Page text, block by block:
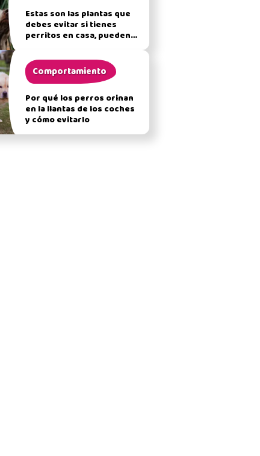
Estas son las plantas que
debes evitar si tienes
perritos en casa, pueden
Comportamiento
Por qué los perros orinan
en la llantas de los coches
y cómo evitarlo